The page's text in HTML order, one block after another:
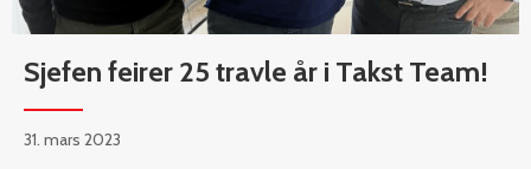
Sjefen feirer 25 travle år i Takst Team!
31. mars 2023